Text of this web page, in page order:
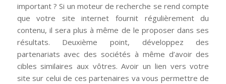
important ? Si un moteur de recherche se rend compte
que votre site internet fournit régulièrement du
contenu, il sera plus à même de le proposer dans ses
résultats. Deuxième point, développez des
partenariats avec des sociétés à même d’avoir des
cibles similaires aux vôtres. Avoir un lien vers votre
site sur celui de ces partenaires va vous permettre de